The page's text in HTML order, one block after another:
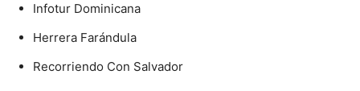
Infotur Dominicana
Herrera Farándula
Recorriendo Con Salvador